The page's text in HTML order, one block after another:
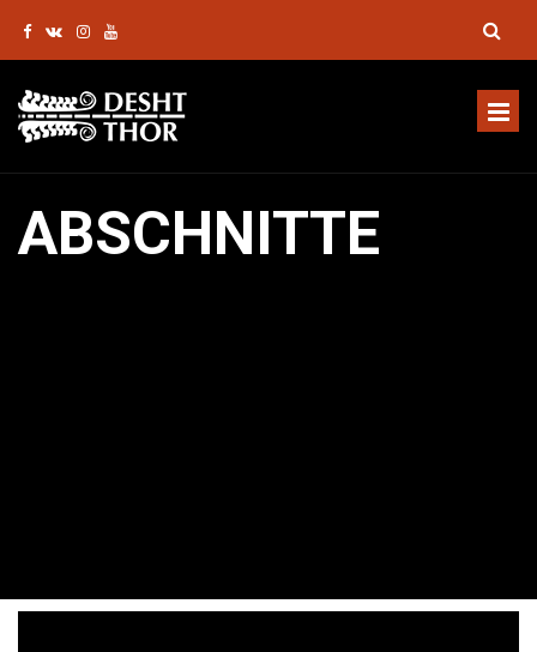
ABSCHNITTE